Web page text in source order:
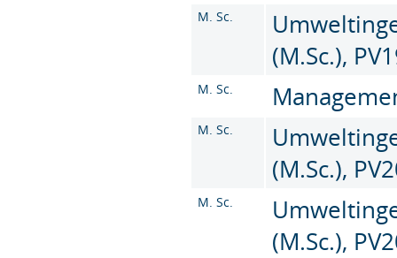
M. Sc.
(M.Sc.),
M. Sc.
M. Sc.
(M.Sc.),
M. Sc.
(M.Sc.),